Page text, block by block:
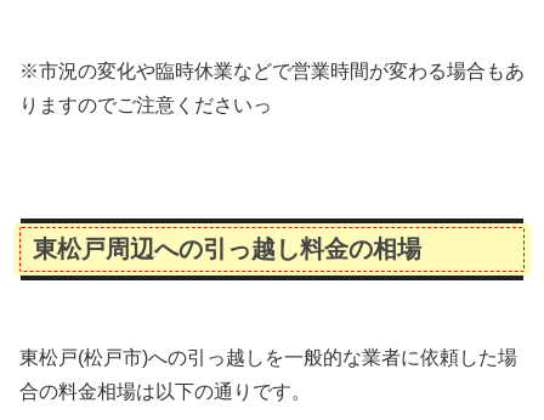
※市況の変化や臨時休業などで営業時間が変わる場合もあ
りますのでご注意くださいっ
東松戸周辺への引っ越し料金の相場
東松戸(松戸市)への引っ越しを一般的な業者に依頼した場
合の料金相場は以下の通りです。